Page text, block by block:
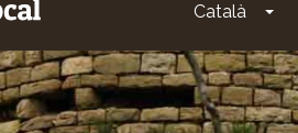
Català
Main
navigation